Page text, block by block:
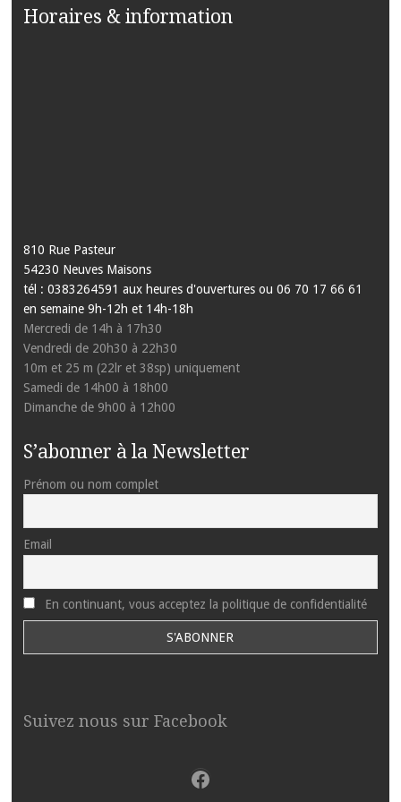
Horaires & information
810 Rue Pasteur
54230 Neuves Maisons
tél : 0383264591 aux heures d'ouvertures ou 06 70 17 66 61
en semaine 9h-12h et 14h-18h
Mercredi de 14h à 17h30
Vendredi de 20h30 à 22h30
10m et 25 m (22lr et 38sp) uniquement
Samedi de 14h00 à 18h00
Dimanche de 9h00 à 12h00
S’abonner à la Newsletter
Prénom ou nom complet
Email
En continuant, vous acceptez la politique de confidentialité
Suivez nous sur Facebook
Facebook